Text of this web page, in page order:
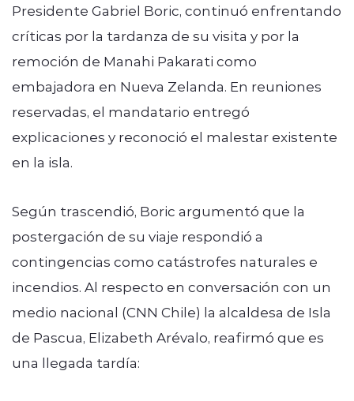
Presidente Gabriel Boric, continuó enfrentando
críticas por la tardanza de su visita y por la
remoción de Manahi Pakarati como
embajadora en Nueva Zelanda. En reuniones
reservadas, el mandatario entregó
explicaciones y reconoció el malestar existente
en la isla.
Según trascendió, Boric argumentó que la
postergación de su viaje respondió a
contingencias como catástrofes naturales e
incendios. Al respecto en conversación con un
medio nacional (CNN Chile) la alcaldesa de Isla
de Pascua, Elizabeth Arévalo, reafirmó que es
una llegada tardía: